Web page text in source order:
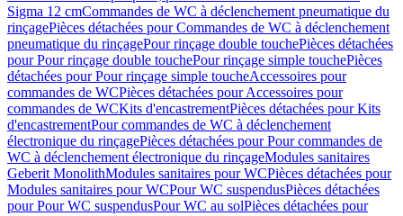
Sigma 12 cmCommandes de WC à déclenchement pneumatique du
rinçagePièces détachées pour Commandes de WC à déclenchement
pneumatique du rinçagePour rinçage double touchePièces détachées
pour Pour rinçage double touchePour rinçage simple touchePièces
détachées pour Pour rinçage simple toucheAccessoires pour
commandes de WCPièces détachées pour Accessoires pour
commandes de WCKits d'encastrementPièces détachées pour Kits
d'encastrementPour commandes de WC à déclenchement
électronique du rinçagePièces détachées pour Pour commandes de
WC à déclenchement électronique du rinçageModules sanitaires
Geberit MonolithModules sanitaires pour WCPièces détachées pour
Modules sanitaires pour WCPour WC suspendusPièces détachées
pour Pour WC suspendusPour WC au solPièces détachées pour